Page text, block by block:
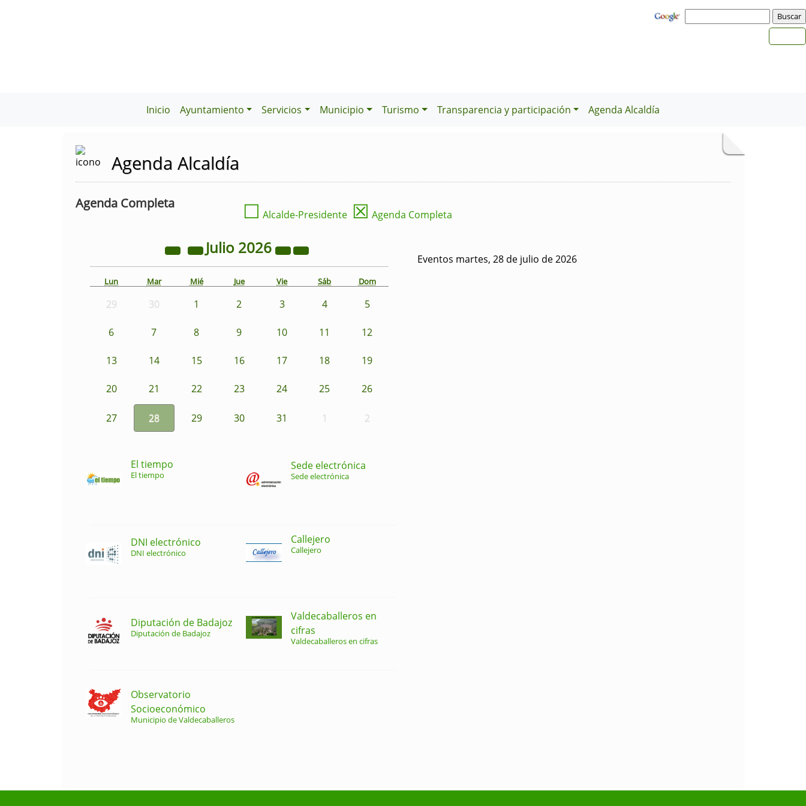
Inicio Ayuntamiento Servicios Municipio Turismo Transparencia y participación Agenda Alcaldía
Agenda Alcaldía
Agenda Completa ☐ Alcalde-Presidente ☒ Agenda Completa
Julio 2026
Lun Mar Mié Jue Vie Sáb Dom
29 30 1 2 3 4 5
6 7 8 9 10 11 12
13 14 15 16 17 18 19
20 21 22 23 24 25 26
27 28 29 30 31 1 2
Eventos martes, 28 de julio de 2026
El tiempo
El tiempo
Sede electrónica
Sede electrónica
DNI electrónico
DNI electrónico
Callejero
Callejero
Diputación de Badajoz
Diputación de Badajoz
Valdecaballeros en
cifras
Valdecaballeros en cifras
Observatorio
Socioeconómico
Municipio de Valdecaballeros